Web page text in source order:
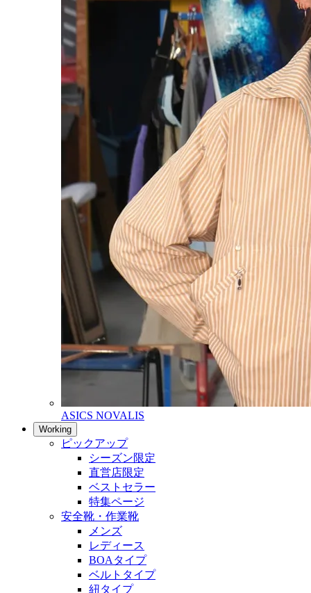
ASICS NOVALIS
Working
ピックアップ
シーズン限定
直営店限定
ベストセラー
特集ページ
安全靴・作業靴
メンズ
レディース
BOAタイプ
ベルトタイプ
紐タイプ